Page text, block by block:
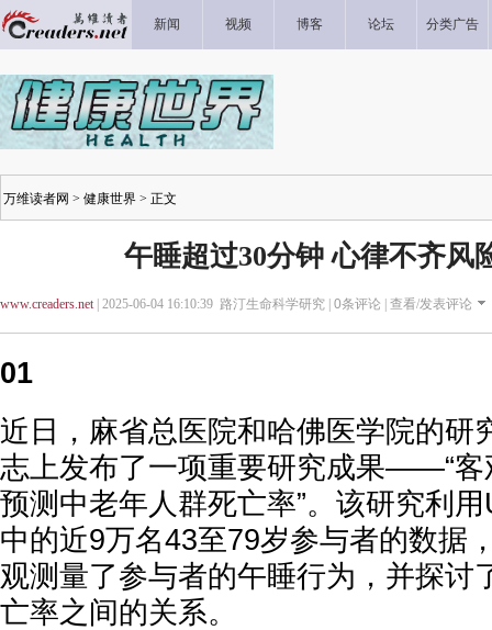
新闻 视频 博客 论坛 分类广告
万维读者网 > 健康世界 > 正文
午睡超过30分钟 心律不齐风
www.creaders.net| 2025-06-04 16:10:39 路汀生命科学研究 | 0条评论 | 查看/发表评论
01
近日，麻省总医院和哈佛医学院的研
志上发布了一项重要研究成果——“客
预测中老年人群死亡率”。该研究利
中的近9万名43至79岁参与者的数据
观测量了参与者的午睡行为，并探讨
亡率之间的关系。